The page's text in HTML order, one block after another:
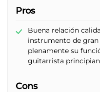
Pros
Buena relación
instrumento de
plenamente su
guitarrista
Cons